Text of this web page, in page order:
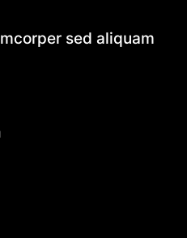
sed aliquam